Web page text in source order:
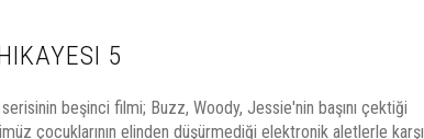
5
beşinci filmi; Buzz, Woody, Jessie'nin başını çektiği
çocuklarının elinden düşürmediği elektronik aletlerle karşı